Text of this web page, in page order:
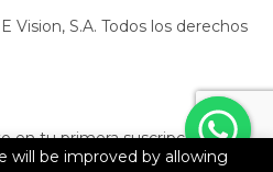
Vision, S.A. Todos los derechos
en tu primera suscripción
will be improved by allowing